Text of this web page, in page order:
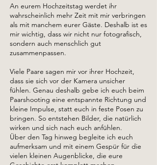
An eurem Hochzeitstag werdet ihr
wahrscheinlich mehr Zeit mit mir verbringen
als mit manchem eurer Gäste. Deshalb ist es
mir wichtig, dass wir nicht nur fotografisch,
sondern auch menschlich gut
zusammenpassen.
Viele Paare sagen mir vor ihrer Hochzeit,
dass sie sich vor der Kamera unsicher
fühlen. Genau deshalb gebe ich euch beim
Paarshooting eine entspannte Richtung und
kleine Impulse, statt euch in feste Posen zu
bringen. So entstehen Bilder, die natürlich
wirken und sich nach euch anfühlen.
Über den Tag hinweg begleite ich euch
aufmerksam und mit einem Gespür für die
vielen kleinen Augenblicke, die eure